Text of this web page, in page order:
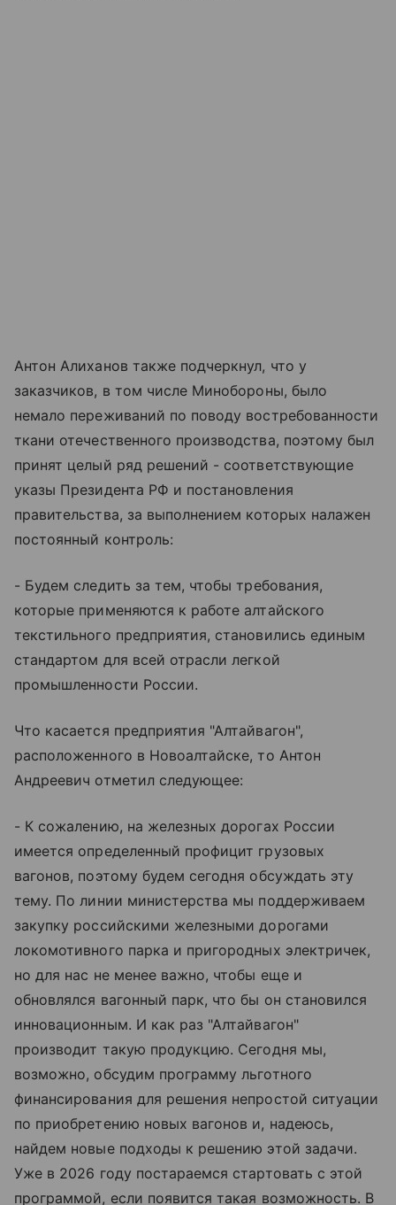
Антон Алиханов также подчеркнул, что у
заказчиков, в том числе Минобороны, было
немало переживаний по поводу востребованности
ткани отечественного производства, поэтому был
принят целый ряд решений - соответствующие
указы Президента РФ и постановления
правительства, за выполнением которых налажен
постоянный контроль:
- Будем следить за тем, чтобы требования,
которые применяются к работе алтайского
текстильного предприятия, становились единым
стандартом для всей отрасли легкой
промышленности России.
Что касается предприятия "Алтайвагон",
расположенного в Новоалтайске, то Антон
Андреевич отметил следующее:
- К сожалению, на железных дорогах России
имеется определенный профицит грузовых
вагонов, поэтому будем сегодня обсуждать эту
тему. По линии министерства мы поддерживаем
закупку российскими железными дорогами
локомотивного парка и пригородных электричек,
но для нас не менее важно, чтобы еще и
обновлялся вагонный парк, что бы он становился
инновационным. И как раз "Алтайвагон"
производит такую продукцию. Сегодня мы,
возможно, обсудим программу льготного
финансирования для решения непростой ситуации
по приобретению новых вагонов и, надеюсь,
найдем новые подходы к решению этой задачи.
Уже в 2026 году постараемся стартовать с этой
программой, если появится такая возможность. В